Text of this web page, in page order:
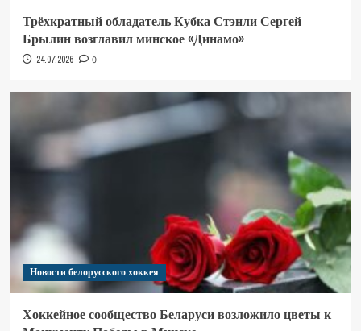
Трёхкратный обладатель Кубка Стэнли Сергей
Брылин возглавил минское «Динамо»
24.07.2026 0
Новости белорусского хоккея
Хоккейное сообщество Беларуси возложило цветы к